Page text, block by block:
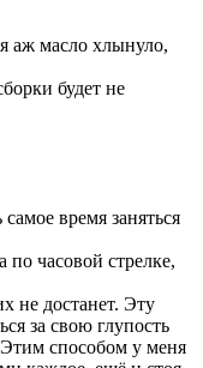
аж масло хлынуло,
будет не
время заняться
по часовой стрелке,
не достанет. Эту
за свою глупость
способом у меня